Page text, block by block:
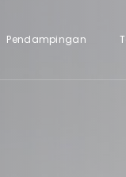
Pendampingan